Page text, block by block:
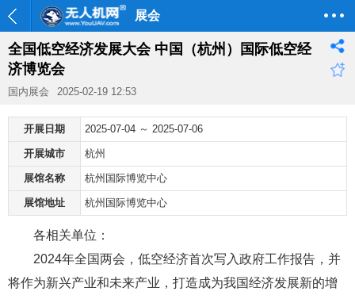
展会
全国低空经济发展大会 中国（杭州）国际低空经
济博览会
国内展会 2025-02-19 12:53
开展日期 2025-07-04 ～ 2025-07-06
开展城市 杭州
展馆名称 杭州国际博览中心
展馆地址 杭州国际博览中心
各相关单位：
2024年全国两会，低空经济首次写入政府工作报告，并
将作为新兴产业和未来产业，打造成为我国经济发展新的增